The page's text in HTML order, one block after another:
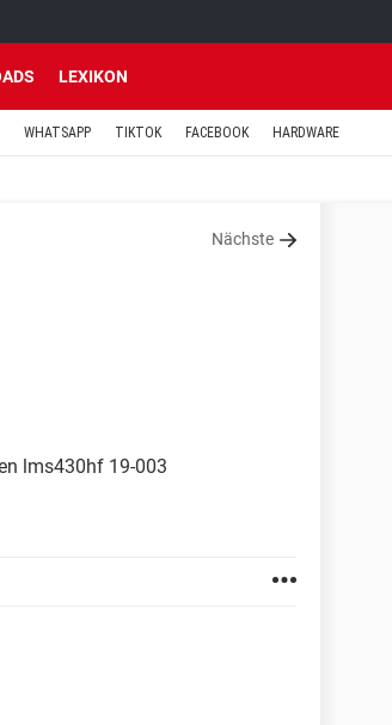
LEXIKON
WHATSAPP TIKTOK FACEBOOK HARDWARE
Nächste
lms430hf 19-003